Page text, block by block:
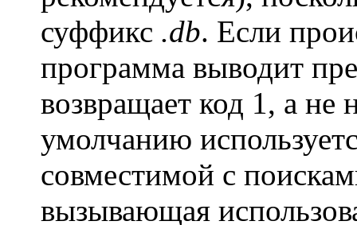
суффикс .db. Если
программа выводит
возвращает код 1, а не
умолчанию
совместимой с
вызывающая